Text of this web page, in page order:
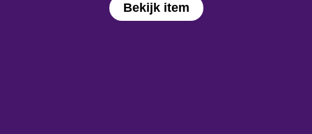
Bekijk item